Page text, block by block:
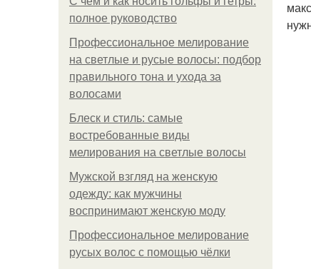
полное руководство
Профессиональное мелирование
на светлые и русые волосы: подбор
правильного тона и ухода за
волосами
Блеск и стиль: самые
востребованные виды
мелирования на светлые волосы
Мужской взгляд на женскую
одежду: как мужчины
воспринимают женскую моду
Профессиональное мелирование
русых волос с помощью чёлки